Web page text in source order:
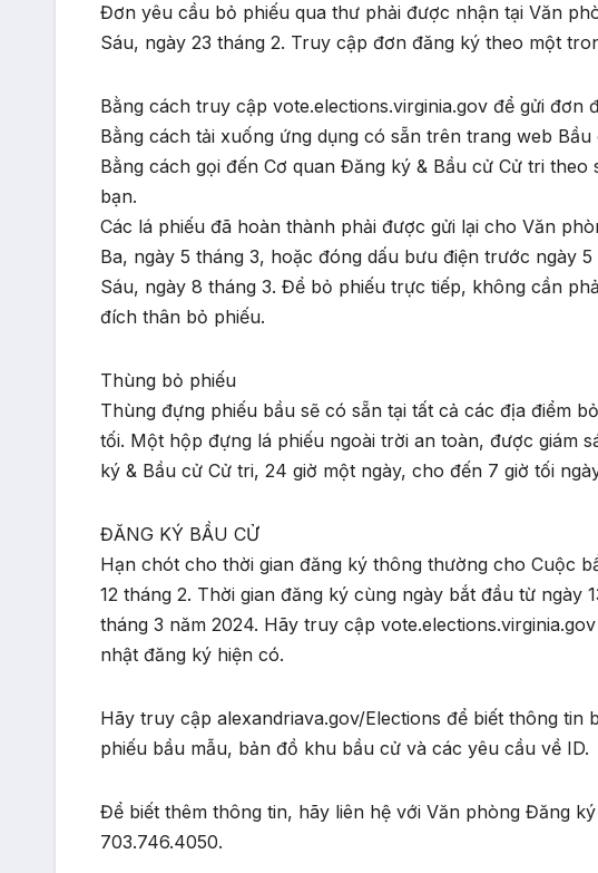
Đơn yêu cầu bỏ phiếu qua thư phải được nhận tại Văn
Sáu, ngày 23 tháng 2. Truy cập đơn đăng ký theo một
Bằng cách truy cập vote.elections.virginia.gov để gửi đơn
Bằng cách tải xuống ứng dụng có sẵn trên trang web
Bằng cách gọi đến Cơ quan Đăng ký & Bầu cử Cử tri
bạn.
Các lá phiếu đã hoàn thành phải được gửi lại cho Văn
Ba, ngày 5 tháng 3, hoặc đóng dấu bưu điện trước ngày
Sáu, ngày 8 tháng 3. Để bỏ phiếu trực tiếp, không cần
đích thân bỏ phiếu.
Thùng bỏ phiếu
Thùng đựng phiếu bầu sẽ có sẵn tại tất cả các địa điểm
tối. Một hộp đựng lá phiếu ngoài trời an toàn, được giám
ký & Bầu cử Cử tri, 24 giờ một ngày, cho đến 7 giờ tối
ĐĂNG KÝ BẦU CỬ
Hạn chót cho thời gian đăng ký thông thường cho Cuộc
12 tháng 2. Thời gian đăng ký cùng ngày bắt đầu từ ngày
tháng 3 năm 2024. Hãy truy cập
nhật đăng ký hiện có.
Hãy truy cập alexandriava.gov/Elections để biết thông
phiếu bầu mẫu, bản đồ khu bầu cử và các yêu cầu về ID.
Để biết thêm thông tin, hãy liên hệ với Văn phòng Đăng
703.746.4050.